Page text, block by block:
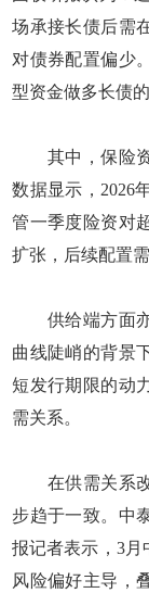
场承接长债后需
对债券配置偏少
型资金做多长债
其中，保险资
数据显示，2026
管一季度险资对
扩张，后续配置
供给端方面亦
曲线陡峭的背景
短发行期限的动
需关系。
在供需关系改
步趋于一致。中
报记者表示，3月
风险偏好主导，